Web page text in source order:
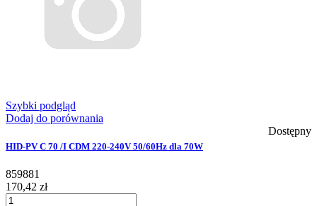
Szybki podgląd
Dodaj do porównania
Dostępny
HID-PV C 70 /I CDM 220-240V 50/60Hz dla 70W
859881
170,42 zł